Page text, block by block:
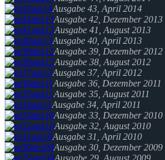
Ausgabe 43, April 2014
Ausgabe 42, Dezember 2013
Ausgabe 41, August 2013
Ausgabe 40, April 2013
Ausgabe 39, Dezember 2012
Ausgabe 38, August 2012
Ausgabe 37, April 2012
Ausgabe 36, Dezember 2011
Ausgabe 35, August 2011
Ausgabe 34, April 2011
Ausgabe 33, Dezember 2010
Ausgabe 32, August 2010
Ausgabe 31, April 2010
Ausgabe 30, Dezember 2009